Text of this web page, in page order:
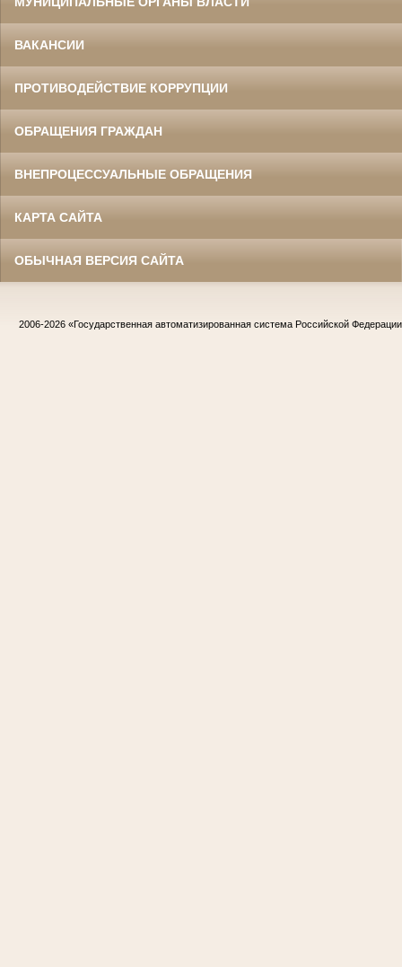
ВАКАНСИИ
ПРОТИВОДЕЙСТВИЕ КОРРУПЦИИ
ОБРАЩЕНИЯ ГРАЖДАН
ВНЕПРОЦЕССУАЛЬНЫЕ ОБРАЩЕНИЯ
КАРТА САЙТА
ОБЫЧНАЯ ВЕРСИЯ САЙТА
2006-2026 «Государственная автоматизированная система Российской